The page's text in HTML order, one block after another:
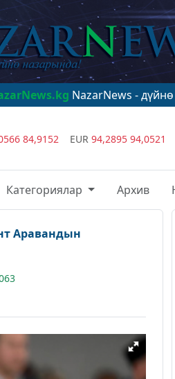
- дүйнө назарында!
84,9152 EUR 94,2895 94,0521
Категориялар Архив
Аравандын